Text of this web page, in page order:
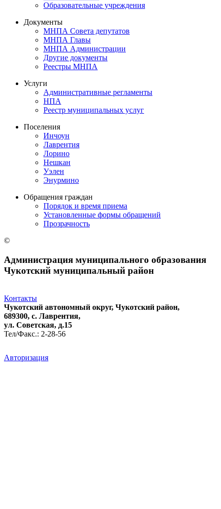
Образовательные учреждения
Документы
МНПА Совета депутатов
МНПА Главы
МНПА Администрации
Другие документы
Реестры МНПА
Услуги
Административные регламенты
НПА
Реестр муниципальных услуг
Поселения
Инчоун
Лаврентия
Лорино
Нешкан
Уэлен
Энурмино
Обращения граждан
Порядок и время приема
Установленные формы обращений
Прозрачность
©
Администрация муниципального образования
Чукотский муниципальный район
Контакты
Чукотский автономный округ, Чукотский район,
689300, с. Лаврентия,
ул. Советская, д.15
Тел/Факс.: 2-28-56
Авторизация